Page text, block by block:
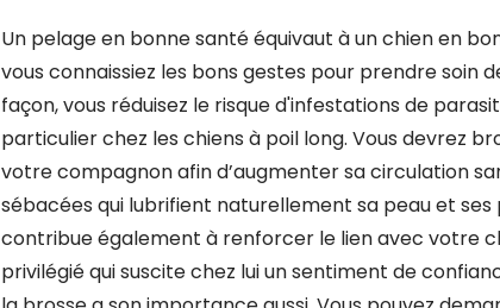
Un pelage en bonne santé équivaut à un chien en
vous connaissiez les bons gestes pour prendre soin
façon, vous réduisez le risque d'infestations de
particulier chez les chiens à poil long. Vous devrez
votre compagnon afin d’augmenter sa circulation
sébacées qui lubrifient naturellement sa peau et
contribue également à renforcer le lien avec votre
privilégié qui suscite chez lui un sentiment de